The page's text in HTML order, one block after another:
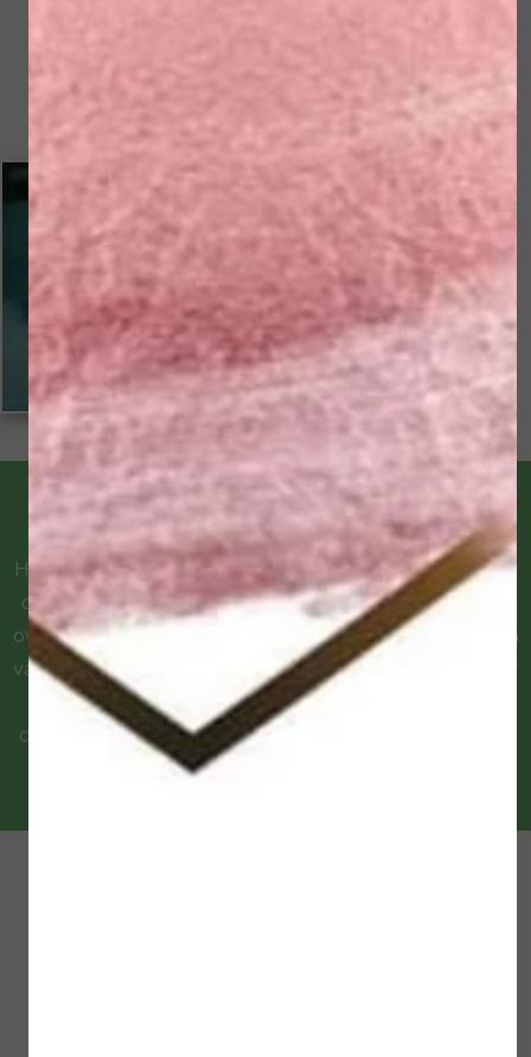
Wonden of drukplekken
Wat kunt u zelf doen?
Heeft u een reumatische aandoening, dan is het belangrijk
om gedoseerd zoveel mogelijk in beweging te blijven. In
overleg met uw behandelaar kunt u uitzoeken welke vorm
van beweging voor u het meest geschikt is. Controleer uw
voeten dagelijks op, wondjes, blaren en eelt. Houd
daarnaast de conditie van uw nagels en huid in de gaten.